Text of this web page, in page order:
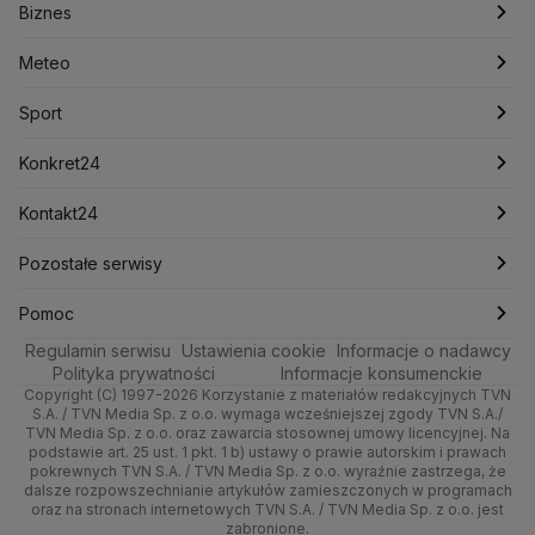
Kryptowaluty
Lotnisko Chopina
Mariusz Błaszczak
Mark Zuckerberg
Ministerstwo Aktywów Państwowych
Ministerstwo Infrastruktury
Ministerstwo Rolnictwa
Ministerstwo Rozwoju i Technologii
Ministerstwo Sportu i Turystyki
Ministerstwo Cyfryzacji
Ministerstwo Edukacji Narodowej
Ministerstwo Finansów
Ministerstwo Klimatu i Środowiska
Ministerstwo Nauki i Szkolnictwa Wyższego
Biznes
Meteo
Sport
Zdrowie
Technologia
Quizy
Tematy
Podcasty
Artykuły
Newslettery
Fakty po Faktach
Fakty o Świecie
Ludzie Faktów
Warszawa
Łódź
Katowice
Kraków
Poznań
Trójmiasto
Kielce
Kujawsko-pomorskie
Lublin
Lubuskie
Biznes
Najnowsze
Notowania
Pieniądze
Nieruchomości
Rynki
Dla firm
Handel
Ze świata
Tech
Moto
Meteo
Pogoda godzinowa
Pogoda długoterminowa
Pogoda na jutro
Pogoda na weekend
Najnowsze
Polska
Prognoza
Świat
Nauka
Sport
Piłka Nożna
Tenis
Kolarstwo
Skoki Narciarskie
Sporty zimowe
Lekkoatletyka
Siatkówka
F1
Konkret24
Najnowsze
Polska
Świat
Polityka
Zdrowie
Tech
Nauka
Kontakt24
Najnowsze
Gorące Tematy
Wyślij zgłoszenie
Pozostałe serwisy
TVN
Dzień Dobry TVN
Uwaga TVN
HGTV
TVN Turbo
Pomoc
Centrum pomocy
Test zgodności
Oglądaj na TV
Zrealizuj voucher
Regulamin serwisu Ustawienia cookie
Informacje o nadawcy
Polityka prywatności
Informacje konsumenckie
Copyright (C) 1997-2026 Korzystanie z materiałów redakcyjnych TVN
S.A. / TVN Media Sp. z o.o. wymaga wcześniejszej zgody TVN S.A./
TVN Media Sp. z o.o. oraz zawarcia stosownej umowy licencyjnej. Na
podstawie art. 25 ust. 1 pkt. 1 b) ustawy o prawie autorskim i prawach
pokrewnych TVN S.A. / TVN Media Sp. z o.o. wyraźnie zastrzega, że
dalsze rozpowszechnianie artykułów zamieszczonych w programach
oraz na stronach internetowych TVN S.A. / TVN Media Sp. z o.o. jest
zabronione.